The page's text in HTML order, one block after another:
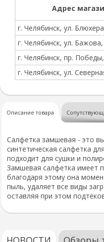
Адрес
г. Челябинск, ул.
г. Челябинск, ул. Бажова,
г. Челябинск, пр.
г. Челябинск, ул.
Описание товара
Салфетка замшевая - это
синтетическая салфетка
подходит для сушки и
Замшевая салфетка имеет
благодаря этому она
пыль, удаляет все виды
оставляя при этом